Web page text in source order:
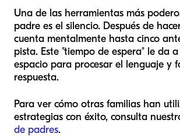
Una de las herramientas más
padre es el silencio. Después de
cuenta mentalmente hasta cinco
pista. Este "tiempo de espera" le da
espacio para procesar el lenguaje y
respuesta.
Para ver cómo otras familias han
estrategias con éxito, consulta
de padres.